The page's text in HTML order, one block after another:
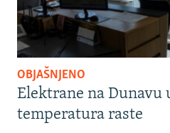
OBJAŠNJENO
Elektrane na Dunavu
temperatura raste